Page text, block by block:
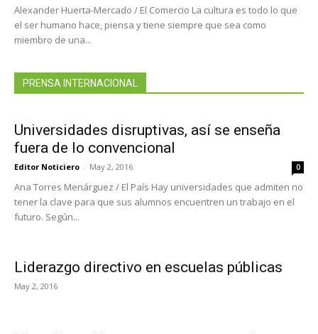
Alexander Huerta-Mercado / El Comercio La cultura es todo lo que
el ser humano hace, piensa y tiene siempre que sea como
miembro de una...
PRENSA INTERNACIONAL
Universidades disruptivas, así se enseña
fuera de lo convencional
Editor Noticiero - May 2, 2016 0
Ana Torres Menárguez / El País Hay universidades que admiten no
tener la clave para que sus alumnos encuentren un trabajo en el
futuro. Según...
Liderazgo directivo en escuelas públicas
May 2, 2016